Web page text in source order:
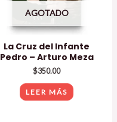
AGOTADO
La Cruz del Infante
Pedro – Arturo Meza
$350.00
LEER MÁS